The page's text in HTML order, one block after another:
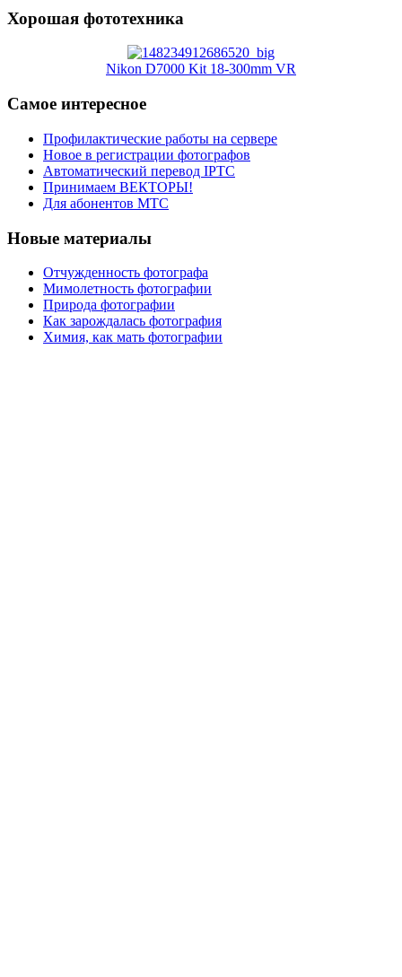
Хорошая фототехника
Nikon D7000 Kit 18-300mm VR
Самое интересное
Профилактические работы на сервере
Новое в регистрации фотографов
Автоматический перевод IPTC
Принимаем ВЕКТОРЫ!
Для абонентов МТС
Новые материалы
Отчужденность фотографа
Мимолетность фотографии
Природа фотографии
Как зарождалась фотография
Химия, как мать фотографии